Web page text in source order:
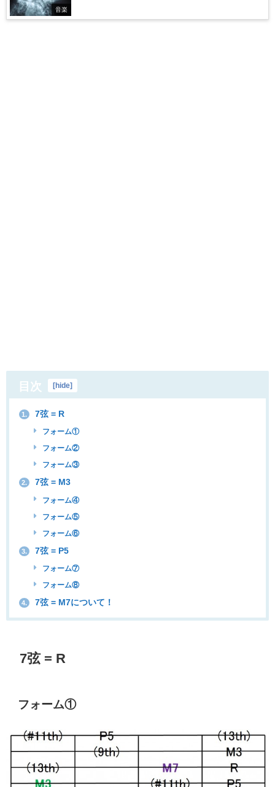
音楽
目次 [hide]
1. 7弦 = R
フォーム①
フォーム②
フォーム③
2. 7弦 = M3
フォーム④
フォーム⑤
フォーム⑥
3. 7弦 = P5
フォーム⑦
フォーム⑧
4. 7弦 = M7について！
7弦 = R
フォーム①